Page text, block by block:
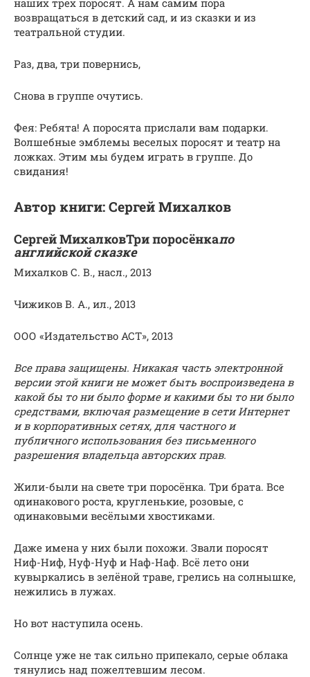
наших трех поросят. А нам самим пора
возвращаться в детский сад, и из сказки и из
театральной студии.
Раз, два, три повернись,
Снова в группе очутись.
Фея: Ребята! А поросята прислали вам подарки.
Волшебные эмблемы веселых поросят и театр на
ложках. Этим мы будем играть в группе. До
свидания!
Автор книги: Сергей Михалков
Сергей МихалковТри поросёнкапо
английской сказке
Михалков С. В., насл., 2013
Чижиков В. А., ил., 2013
ООО «Издательство АСТ», 2013
Все права защищены. Никакая часть электронной
версии этой книги не может быть воспроизведена в
какой бы то ни было форме и какими бы то ни было
средствами, включая размещение в сети Интернет
и в корпоративных сетях, для частного и
публичного использования без письменного
разрешения владельца авторских прав.
Жили-были на свете три поросёнка. Три брата. Все
одинакового роста, кругленькие, розовые, с
одинаковыми весёлыми хвостиками.
Даже имена у них были похожи. Звали поросят
Ниф-Ниф, Нуф-Нуф и Наф-Наф. Всё лето они
кувыркались в зелёной траве, грелись на солнышке,
нежились в лужах.
Но вот наступила осень.
Солнце уже не так сильно припекало, серые облака
тянулись над пожелтевшим лесом.